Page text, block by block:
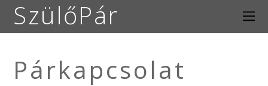
SzülőPár
Párkapcsolat